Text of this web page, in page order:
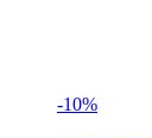
-10%